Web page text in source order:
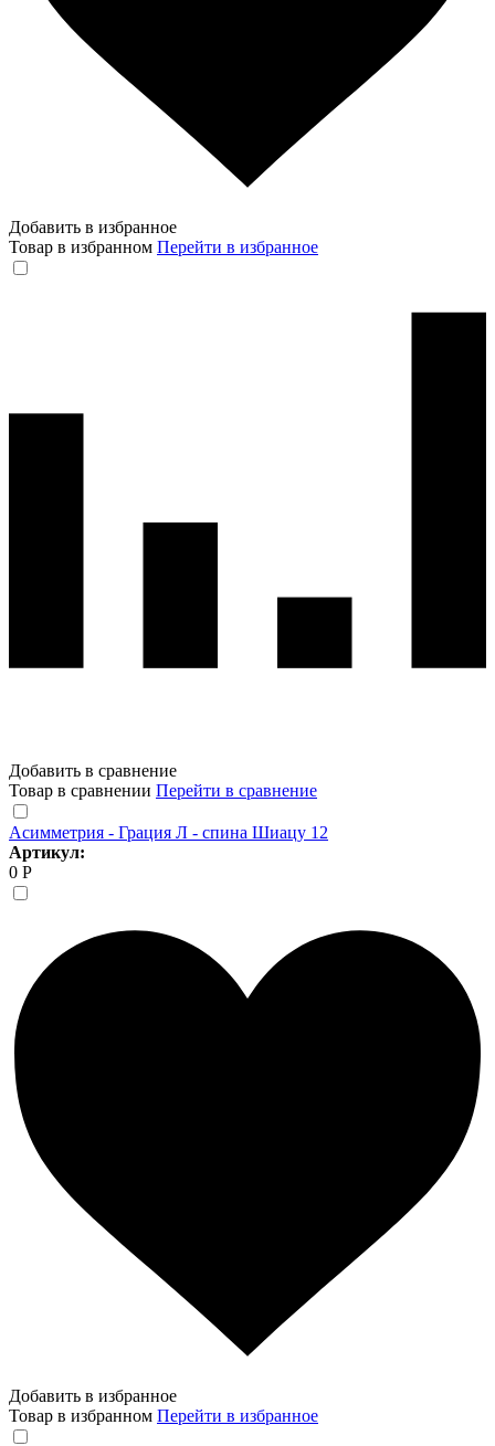
Добавить в избранное
Товар в избранном Перейти в избранное
Добавить в сравнение
Товар в сравнении Перейти в сравнение
Асимметрия - Грация Л - спина Шиацу 12
Артикул:
0 Р
Добавить в избранное
Товар в избранном Перейти в избранное